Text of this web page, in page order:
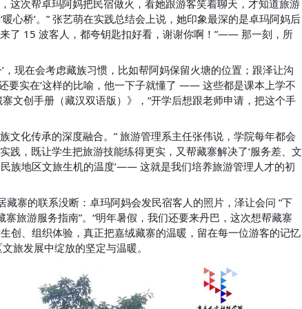
这次帮卓玛阿妈把民宿做火，看她跟游客笑着聊天，才知道旅游
心桥’。” 张艺萌在实践总结会上说，她印象最深的是卓玛阿妈后
了 15 波客人，都夸钥匙扣好看，谢谢你啊！”—— 那一刻，所
，现在会考虑藏族习惯，比如帮阿妈保留火塘的位置；跟泽让沟
要实在’这样的比喻，他一下子就懂了 —— 这些都是课本上学不
文创手册（藏汉双语版）》，“开学后想跟老师申请，把这个手
文化传承的深度融合。” 旅游管理系主任张伟说，学院每年都会
践，既让学生把旅游技能练得更实，又帮藏寨解决了‘服务差、文
族地区文旅生机的温度’—— 这就是我们培养旅游管理人才的初
寨的联系没断：卓玛阿妈会发民宿客人的照片，泽让会问 “下
旅游服务指南”。“明年暑假，我们还要来丹巴，这次想帮藏寨
创、组织体验，真正把嘉绒藏寨的温暖，留在每一位游客的记忆
旅发展中绽放的坚定与温暖。